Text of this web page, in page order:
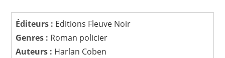
Éditeurs : Editions Fleuve Noir
Genres : Roman policier
Auteurs : Harlan Coben